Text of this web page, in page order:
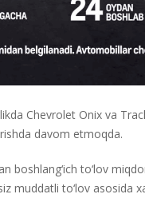
Chevrolet Onix va
davom etmoqda.
boshlang‘ich to‘lov
muddatli to‘lov asosida